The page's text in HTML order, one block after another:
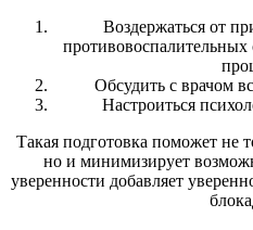
Воздержаться от
противовоспалительных
Обсудить с врачом
Настроиться
Такая подготовка поможет не
но и минимизирует
уверенности добавляет